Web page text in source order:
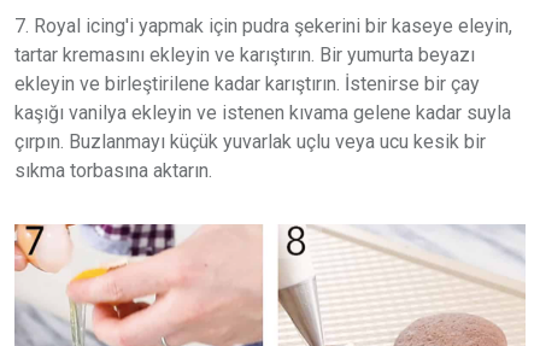
7. Royal icing'i yapmak için pudra şekerini bir kaseye eleyin,
tartar kremasını ekleyin ve karıştırın. Bir yumurta beyazı
ekleyin ve birleştirilene kadar karıştırın. İstenirse bir çay
kaşığı vanilya ekleyin ve istenen kıvama gelene kadar suyla
çırpın. Buzlanmayı küçük yuvarlak uçlu veya ucu kesik bir
sıkma torbasına aktarın.